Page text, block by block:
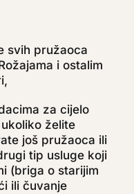
svih pružaoca
i ostalim
za cijelo
želite
još pružaoca ili
tip usluge koji
(briga o starijim
ili čuvanje